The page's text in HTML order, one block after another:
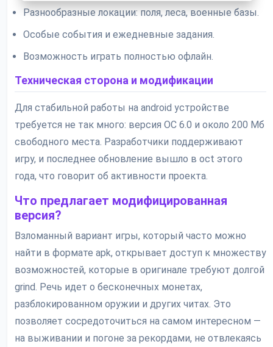
Разнообразные локации: поля, леса, военные базы.
Особые события и ежедневные задания.
Возможность играть полностью офлайн.
Техническая сторона и модификации
Для стабильной работы на android устройстве
требуется не так много: версия ОС 6.0 и около 200 Мб
свободного места. Разработчики поддерживают
игру, и последнее обновление вышло в oct этого
года, что говорит об активности проекта.
Что предлагает модифицированная
версия?
Взломанный вариант игры, который часто можно
найти в формате apk, открывает доступ к множеству
возможностей, которые в оригинале требуют долгой
grind. Речь идет о бесконечных монетах,
разблокированном оружии и других читах. Это
позволяет сосредоточиться на самом интересном —
на выживании и погоне за рекордами, не отвлекаясь